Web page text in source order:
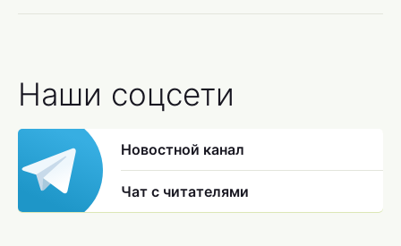
Наши соцсети
Новостной канал
Чат с читателями